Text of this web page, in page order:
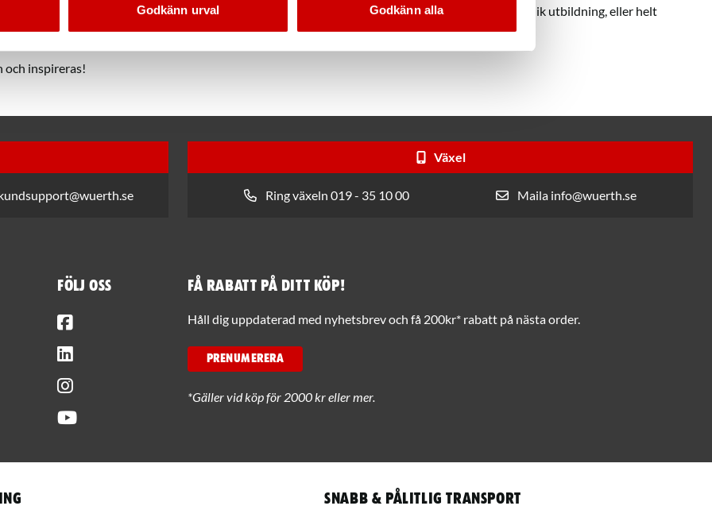
Godkänn urval Godkänn alla
har dessutom utbildnings- och konferenslokaler. Här kan du gå en schemalagd eller företagsunik utbildning, eller helt
toppmoderna konferenslokaler för möten.
och inspireras!
Växel
Ring växeln 019 - 35 10 00 Maila info@wuerth.se
Följ oss Få rabatt på ditt köp!
Håll dig uppdaterad med nyhetsbrev och få 200kr* rabatt på nästa order.
PRENUMERERA
*Gäller vid köp för 2000 kr eller mer.
Snabb & pålitlig transport